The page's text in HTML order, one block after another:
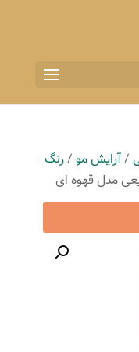
/آرایش مو/رنگ
مدل قهوه ای